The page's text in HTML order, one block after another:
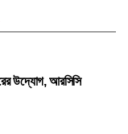
উদ্যোগ, আরসিসি